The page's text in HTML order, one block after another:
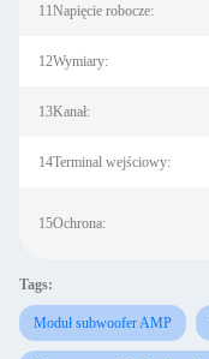
11Napięcie robocze:
12Wymiary:
13Kanał:
14Terminal wejściowy:
15Ochrona:
Tags:
Moduł subwoofer AMP